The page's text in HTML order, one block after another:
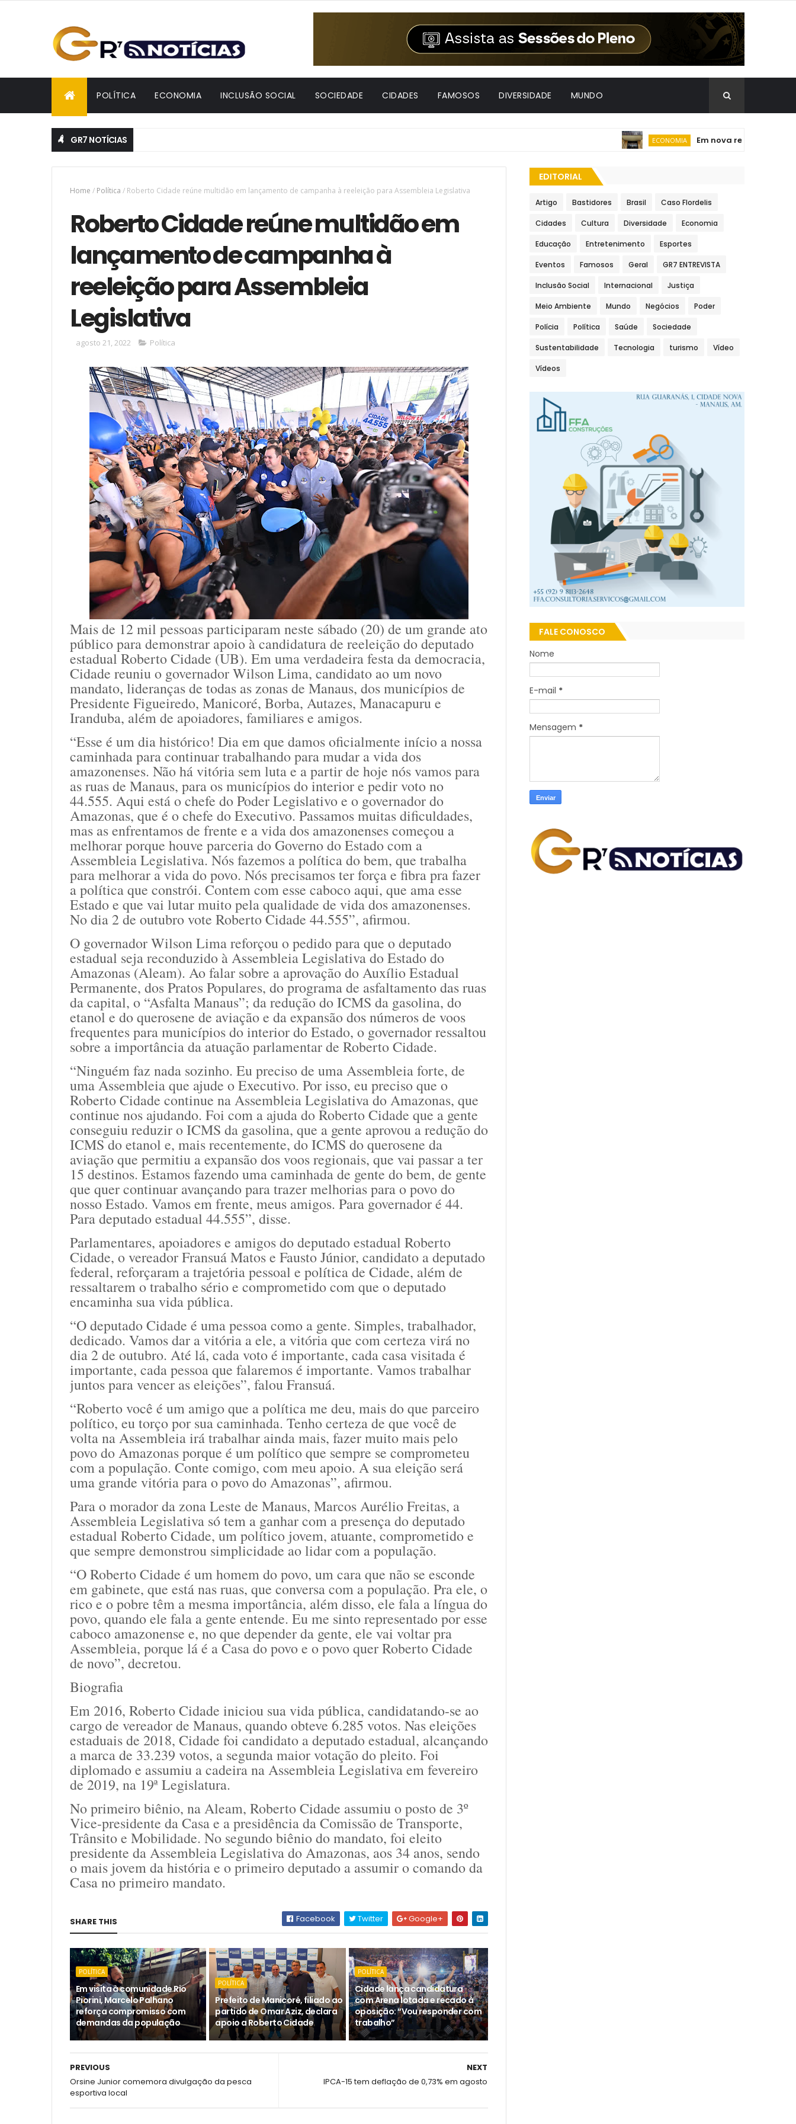
POLÍTICA ECONOMIA INCLUSÃO SOCIAL SOCIEDADE CIDADES FAMOSOS DIVERSIDADE MUNDO
GR7 NOTÍCIAS ECONOMIA Em nova redução, Copom
Home / Política / Roberto Cidade reúne multidão em lançamento de campanha à reeleição para Assembleia Legislativa
Roberto Cidade reúne multidão em
lançamento de campanha à
reeleição para Assembleia
Legislativa
agosto 21, 2022 Política
Mais de 12 mil pessoas participaram neste sábado (20) de um grande ato
público para demonstrar apoio à candidatura de reeleição do deputado
estadual Roberto Cidade (UB). Em uma verdadeira festa da democracia,
Cidade reuniu o governador Wilson Lima, candidato ao um novo
mandato, lideranças de todas as zonas de Manaus, dos municípios de
Presidente Figueiredo, Manicoré, Borba, Autazes, Manacapuru e
Iranduba, além de apoiadores, familiares e amigos.
“Esse é um dia histórico! Dia em que damos oficialmente início a nossa
caminhada para continuar trabalhando para mudar a vida dos
amazonenses. Não há vitória sem luta e a partir de hoje nós vamos para
as ruas de Manaus, para os municípios do interior e pedir voto no
44.555. Aqui está o chefe do Poder Legislativo e o governador do
Amazonas, que é o chefe do Executivo. Passamos muitas dificuldades,
mas as enfrentamos de frente e a vida dos amazonenses começou a
melhorar porque houve parceria do Governo do Estado com a
Assembleia Legislativa. Nós fazemos a política do bem, que trabalha
para melhorar a vida do povo. Nós precisamos ter força e fibra pra fazer
a política que constrói. Contem com esse caboco aqui, que ama esse
Estado e que vai lutar muito pela qualidade de vida dos amazonenses.
No dia 2 de outubro vote Roberto Cidade 44.555”, afirmou.
O governador Wilson Lima reforçou o pedido para que o deputado
estadual seja reconduzido à Assembleia Legislativa do Estado do
Amazonas (Aleam). Ao falar sobre a aprovação do Auxílio Estadual
Permanente, dos Pratos Populares, do programa de asfaltamento das ruas
da capital, o “Asfalta Manaus”; da redução do ICMS da gasolina, do
etanol e do querosene de aviação e da expansão dos números de voos
frequentes para municípios do interior do Estado, o governador ressaltou
sobre a importância da atuação parlamentar de Roberto Cidade.
“Ninguém faz nada sozinho. Eu preciso de uma Assembleia forte, de
uma Assembleia que ajude o Executivo. Por isso, eu preciso que o
Roberto Cidade continue na Assembleia Legislativa do Amazonas, que
continue nos ajudando. Foi com a ajuda do Roberto Cidade que a gente
conseguiu reduzir o ICMS da gasolina, que a gente aprovou a redução do
ICMS do etanol e, mais recentemente, do ICMS do querosene da
aviação que permitiu a expansão dos voos regionais, que vai passar a ter
15 destinos. Estamos fazendo uma caminhada de gente do bem, de gente
que quer continuar avançando para trazer melhorias para o povo do
nosso Estado. Vamos em frente, meus amigos. Para governador é 44.
Para deputado estadual 44.555”, disse.
Parlamentares, apoiadores e amigos do deputado estadual Roberto
Cidade, o vereador Fransuá Matos e Fausto Júnior, candidato a deputado
federal, reforçaram a trajetória pessoal e política de Cidade, além de
ressaltarem o trabalho sério e comprometido com que o deputado
encaminha sua vida pública.
“O deputado Cidade é uma pessoa como a gente. Simples, trabalhador,
dedicado. Vamos dar a vitória a ele, a vitória que com certeza virá no
dia 2 de outubro. Até lá, cada voto é importante, cada casa visitada é
importante, cada pessoa que falaremos é importante. Vamos trabalhar
juntos para vencer as eleições”, falou Fransuá.
“Roberto você é um amigo que a política me deu, mais do que parceiro
político, eu torço por sua caminhada. Tenho certeza de que você de
volta na Assembleia irá trabalhar ainda mais, fazer muito mais pelo
povo do Amazonas porque é um político que sempre se comprometeu
com a população. Conte comigo, com meu apoio. A sua eleição será
uma grande vitória para o povo do Amazonas”, afirmou.
Para o morador da zona Leste de Manaus, Marcos Aurélio Freitas, a
Assembleia Legislativa só tem a ganhar com a presença do deputado
estadual Roberto Cidade, um político jovem, atuante, comprometido e
que sempre demonstrou simplicidade ao lidar com a população.
“O Roberto Cidade é um homem do povo, um cara que não se esconde
em gabinete, que está nas ruas, que conversa com a população. Pra ele, o
rico e o pobre têm a mesma importância, além disso, ele fala a língua do
povo, quando ele fala a gente entende. Eu me sinto representado por esse
caboco amazonense e, no que depender da gente, ele vai voltar pra
Assembleia, porque lá é a Casa do povo e o povo quer Roberto Cidade
de novo”, decretou.
Biografia
Em 2016, Roberto Cidade iniciou sua vida pública, candidatando-se ao
cargo de vereador de Manaus, quando obteve 6.285 votos. Nas eleições
estaduais de 2018, Cidade foi candidato a deputado estadual, alcançando
a marca de 33.239 votos, a segunda maior votação do pleito. Foi
diplomado e assumiu a cadeira na Assembleia Legislativa em fevereiro
de 2019, na 19ª Legislatura.
No primeiro biênio, na Aleam, Roberto Cidade assumiu o posto de 3º
Vice-presidente da Casa e a presidência da Comissão de Transporte,
Trânsito e Mobilidade. No segundo biênio do mandato, foi eleito
presidente da Assembleia Legislativa do Amazonas, aos 34 anos, sendo
o mais jovem da história e o primeiro deputado a assumir o comando da
Casa no primeiro mandato.
SHARE THIS Facebook Twitter Google+
POLÍTICA
Em visita à comunidade Rio
Piorini, Marcelo Palhano
reforça compromisso com
demandas da população
POLÍTICA
Prefeito de Manicoré, filiado ao
partido de Omar Aziz, declara
apoio a Roberto Cidade
POLÍTICA
Cidade lança candidatura
com Arena lotada e recado à
oposição: “Vou responder com
trabalho”
NEXT
IPCA-15 tem deflação de 0,73% em agosto
PREVIOUS
Orsine Junior comemora divulgação da pesca
esportiva local
EDITORIAL
Artigo Bastidores Brasil Caso Flordelis
Cidades Cultura Diversidade Economia
Educação Entretenimento Esportes
Eventos Famosos Geral GR7 ENTREVISTA
Inclusão Social Internacional Justiça
Meio Ambiente Mundo Negócios Poder
Polícia Política Saúde Sociedade
Sustentabilidade Tecnologia turismo Vídeo
Vídeos
FALE CONOSCO
Nome
E-mail *
Mensagem *